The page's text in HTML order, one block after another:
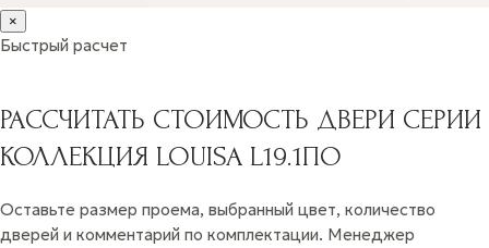
×
Быстрый расчет
РАССЧИТАТЬ СТОИМОСТЬ ДВЕРИ СЕРИИ
КОЛЛЕКЦИЯ LOUISA L19.1ПО
Оставьте размер проема, выбранный цвет, количество
дверей и комментарий по комплектации. Менеджер